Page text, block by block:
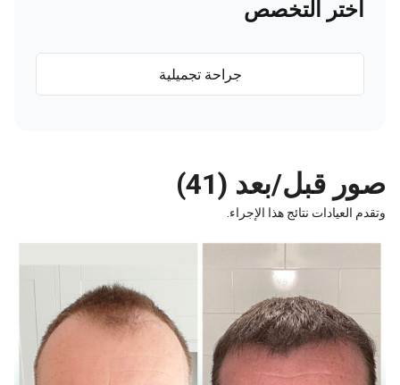
اختر التخصص
جراحة تجميلية
قبل/بعد (41)
العيادات نتائج هذا الإجراء.